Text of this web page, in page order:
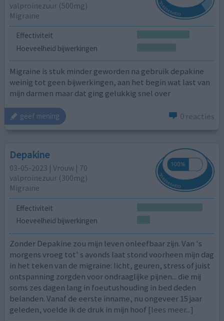
valproinezuur (500mg)
Migraine
Effectiviteit
Hoeveelheid bijwerkingen
Migraine is stuk minder geworden na gebruik depakine
weinig tot geen bijwerkingen, aan het begin wat last van
mijn darmen maar dat ging gelukkig snel over
geef mening 0 reacties
Depakine
03-05-2023 | Vrouw | 70
valproinezuur (300mg)
Migraine
Effectiviteit
Hoeveelheid bijwerkingen
Zonder Depakine zou mijn leven onleefbaar zijn. Van 's
morgens vroeg tot' s avonds laat stond voorheen mijn dag
in het teken van de migraine: licht, geuren, stress of juist
ontspanning zorgden voor ondraaglijke pijnen... die mij
soms zes dagen lang in foeutushouding in bed deden
belanden. Vanaf de eerste inname, nu ongeveer 15 jaar
geleden, voelde ik de druk in mijn hoof [lees meer...]